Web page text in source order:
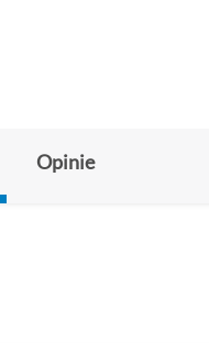
Opinie